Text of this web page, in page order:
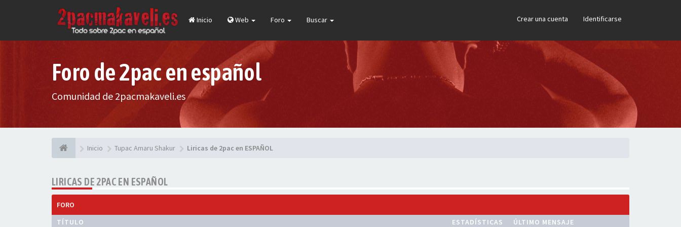
Inicio Web Foro Buscar Crear una cuenta Identificarse
Foro de 2pac en español
Comunidad de 2pacmakaveli.es
Inicio Tupac Amaru Shakur Liricas de 2pac en ESPAÑOL
LIRICAS DE 2PAC EN ESPAÑOL
FORO
TÍTULO
ESTADÍSTICAS ÚLTIMO MENSAJE